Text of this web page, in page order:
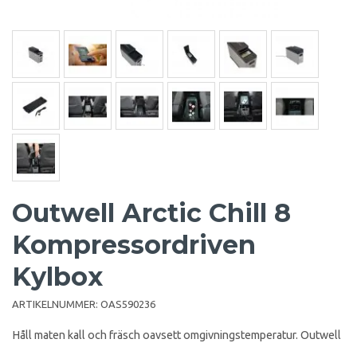
Outwell Arctic Chill 8
Kompressordriven
Kylbox
ARTIKELNUMMER: OAS590236
Håll maten kall och fräsch oavsett omgivningstemperatur. Outwell